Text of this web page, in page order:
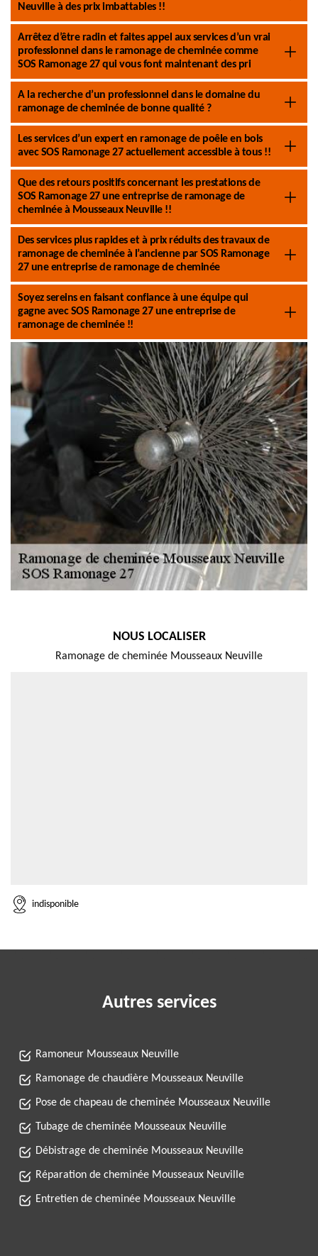
Neuville à des prix imbattables !!
Arrêtez d’être radin et faites appel aux services d’un vrai
professionnel dans le ramonage de cheminée comme
SOS Ramonage 27 qui vous font maintenant des pri
A la recherche d’un professionnel dans le domaine du
ramonage de cheminée de bonne qualité ?
Les services d’un expert en ramonage de poêle en bois
avec SOS Ramonage 27 actuellement accessible à tous !!
Que des retours positifs concernant les prestations de
SOS Ramonage 27 une entreprise de ramonage de
cheminée à Mousseaux Neuville !!
Des services plus rapides et à prix réduits des travaux de
ramonage de cheminée à l’ancienne par SOS Ramonage
27 une entreprise de ramonage de cheminée
Soyez sereins en faisant confiance à une équipe qui
gagne avec SOS Ramonage 27 une entreprise de
ramonage de cheminée !!
NOUS LOCALISER
Ramonage de cheminée Mousseaux Neuville
indisponible
Autres services
Ramoneur Mousseaux Neuville
Ramonage de chaudière Mousseaux Neuville
Pose de chapeau de cheminée Mousseaux Neuville
Tubage de cheminée Mousseaux Neuville
Débistrage de cheminée Mousseaux Neuville
Réparation de cheminée Mousseaux Neuville
Entretien de cheminée Mousseaux Neuville